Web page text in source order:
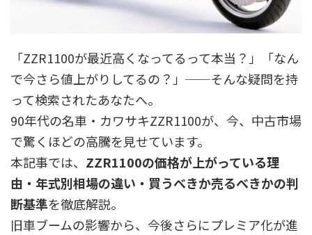
「ZZR1100が最近高くなってるって本当？」「なん
で今さら値上がりしてるの？」──そんな疑問を持
って検索されたあなたへ。
90年代の名車・カワサキZZR1100が、今、中古市場
で驚くほどの高騰を見せています。
本記事では、 ZZR1100の価格が上がっている理
由・年式別相場の違い・買うべきか売るべきかの判
断基準を徹底解説。
旧車ブームの影響から、今後さらにプレミア化が進